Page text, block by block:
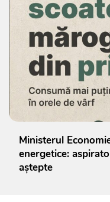
Ministerul
energetice:
aștepte